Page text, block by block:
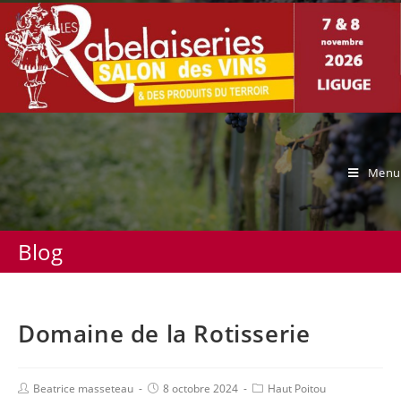
Menu
Blog
Domaine de la Rotisserie
Beatrice masseteau 8 octobre 2024 Haut Poitou